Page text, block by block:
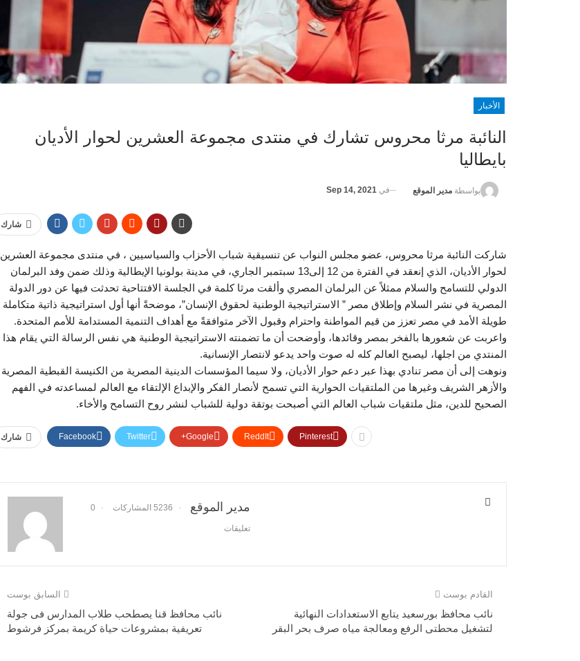
الأخبار
النائبة مرثا محروس تشارك في منتدى مجموعة العشرين لحوار الأديان
بايطاليا
بواسطة مدير الموقع في Sep 14, 2021
شارك
شاركت النائبة مرثا محروس، عضو مجلس النواب عن تنسيقية شباب الأحزاب والسياسيين ، في منتدى مجموعة العشرين
لحوار الأديان، الذي إنعقد في الفترة من 12 إلى13 سبتمبر الجاري، في مدينة بولونيا الإيطالية وذلك ضمن وفد البرلمان
الدولي للتسامح والسلام ممثلاً عن البرلمان المصري وألقت مرثا كلمة في الجلسة الافتتاحية تحدثت فيها عن دور الدولة
المصرية في نشر السلام وإطلاق مصر ” الاستراتيجية الوطنية لحقوق الإنسان”، موضحةً أنها أول استراتيجية ذاتية متكاملة
طويلة الأمد في مصر تعزز من قيم المواطنة واحترام وقبول الآخر متوافقةً مع أهداف التنمية المستدامة للأمم المتحدة.
واعربت عن شعورها بالفخر بمصر وقائدها، وأوضحت أن ما تضمنته الاستراتيجية الوطنية هي نفس الرسالة التي يقام هذا
المنتدي من اجلها، ليصبح العالم كله له صوت واحد يدعو لانتصار الإنسانية.
ونوهت إلى أن مصر تنادي بهذا عبر دعم حوار الأديان، ولا سيما المؤسسات الدينية المصرية من الكنيسة القبطية المصرية
والأزهر الشريف وغيرها من الملتقيات الحوارية التي تسمح لأنصار الفكر والإبداع الإلتقاء مع العالم لمساعدته في الفهم
الصحيح للدين، مثل ملتقيات شباب العالم التي أصبحت بوتقة دولية للشباب لنشر روح التسامح والأخاء.
شارك Facebook Twitter Google+ ReddIt Pinterest
مدير الموقع 5236 المشاركات 0
تعليقات
السابق بوست
نائب محافظ قنا يصطحب طلاب المدارس فى جولة
تعريفية بمشروعات حياة كريمة بمركز فرشوط
القادم بوست
نائب محافظ بورسعيد يتابع الاستعدادات النهائية
لتشغيل محطتى الرفع ومعالجة مياه صرف بحر البقر